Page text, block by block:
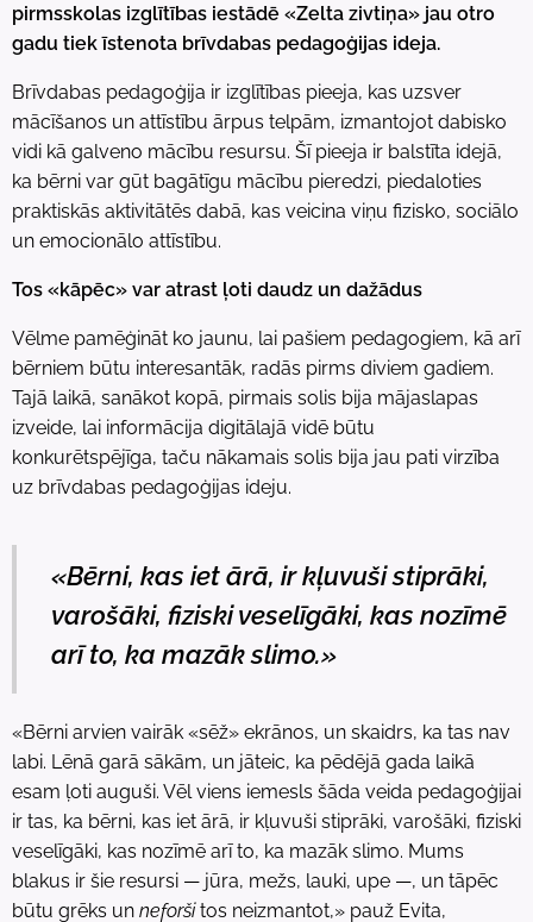
pirmsskolas izglītības iestādē «Zelta zivtiņa» jau otro
gadu tiek īstenota brīvdabas pedagoģijas ideja.
Brīvdabas pedagoģija ir izglītības pieeja, kas uzsver
mācīšanos un attīstību ārpus telpām, izmantojot dabisko
vidi kā galveno mācību resursu. Šī pieeja ir balstīta idejā,
ka bērni var gūt bagātīgu mācību pieredzi, piedaloties
praktiskās aktivitātēs dabā, kas veicina viņu fizisko, sociālo
un emocionālo attīstību.
Tos «kāpēc» var atrast ļoti daudz un dažādus
Vēlme pamēģināt ko jaunu, lai pašiem pedagogiem, kā arī
bērniem būtu interesantāk, radās pirms diviem gadiem.
Tajā laikā, sanākot kopā, pirmais solis bija mājaslapas
izveide, lai informācija digitālajā vidē būtu
konkurētspējīga, taču nākamais solis bija jau pati virzība
uz brīvdabas pedagoģijas ideju.
«Bērni, kas iet ārā, ir kļuvuši stiprāki,
varošāki, fiziski veselīgāki, kas nozīmē
arī to, ka mazāk slimo.»
«Bērni arvien vairāk «sēž» ekrānos, un skaidrs, ka tas nav
labi. Lēnā garā sākām, un jāteic, ka pēdējā gada laikā
esam ļoti auguši. Vēl viens iemesls šāda veida pedagoģijai
ir tas, ka bērni, kas iet ārā, ir kļuvuši stiprāki, varošāki, fiziski
veselīgāki, kas nozīmē arī to, ka mazāk slimo. Mums
blakus ir šie resursi — jūra, mežs, lauki, upe —, un tāpēc
būtu grēks un neforšitos neizmantot,» pauž Evita,